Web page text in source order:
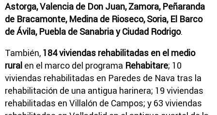
Astorga, Valencia de Don Juan, Zamora, Peñaranda
de Bracamonte, Medina de Rioseco, Soria, El Barco
de Ávila, Puebla de Sanabria y Ciudad Rodrigo.
También, 184 viviendas rehabilitadas en el medio
rural en el marco del programa Rehabitare; 10
viviendas rehabilitadas en Paredes de Nava tras la
rehabilitación de una antigua harinera; 19 viviendas
rehabilitadas en Villalón de Campos; y 63 viviendas